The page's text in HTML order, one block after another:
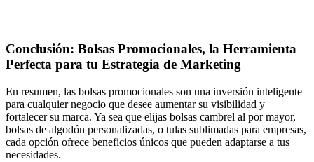
Conclusión: Bolsas Promocionales, la Herramienta
Perfecta para tu Estrategia de Marketing
En resumen, las bolsas promocionales son una inversión inteligente
para cualquier negocio que desee aumentar su visibilidad y
fortalecer su marca. Ya sea que elijas bolsas cambrel al por mayor,
bolsas de algodón personalizadas, o tulas sublimadas para empresas,
cada opción ofrece beneficios únicos que pueden adaptarse a tus
necesidades.